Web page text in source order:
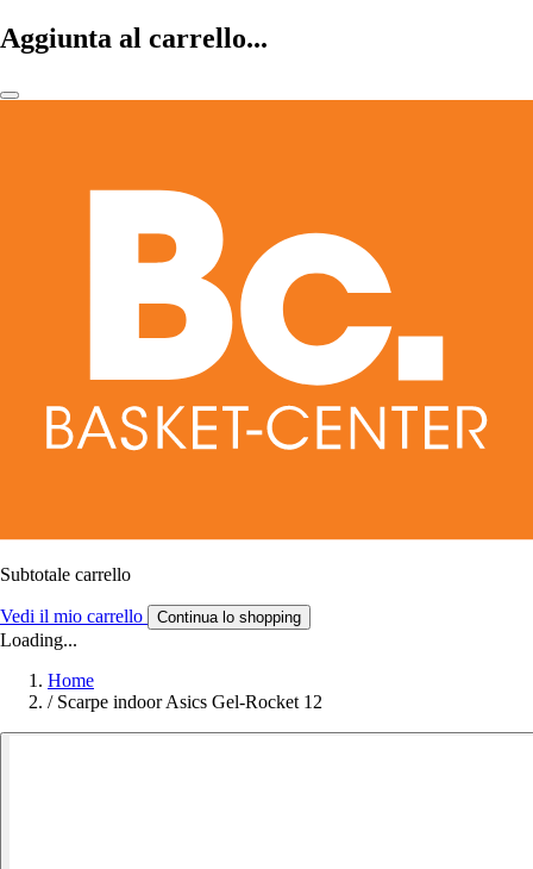
Aggiunta al carrello...
Subtotale carrello
Vedi il mio carrello Continua lo shopping
Loading...
Home
/ Scarpe indoor Asics Gel-Rocket 12